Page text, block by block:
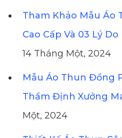
Tham Khảo Mẫu Áo
Cao Cấp Và 03 Lý
14 Tháng Một, 2024
Mẫu Áo Thun Đồng
Thẩm Định Xưởng
Một, 2024